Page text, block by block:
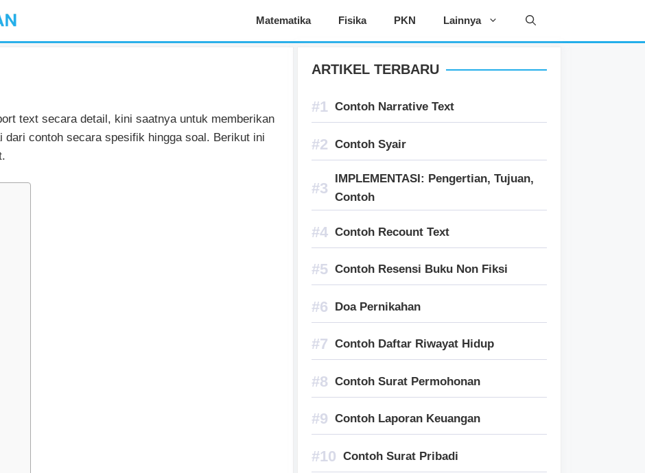
Matematika Fisika PKN Lainnya
text secara detail, kini saatnya untuk memberikan
dari contoh secara spesifik hingga soal. Berikut ini
ARTIKEL TERBARU
Contoh Narrative Text
Contoh Syair
IMPLEMENTASI: Pengertian, Tujuan,
Contoh
Contoh Recount Text
Contoh Resensi Buku Non Fiksi
Doa Pernikahan
Contoh Daftar Riwayat Hidup
Contoh Surat Permohonan
Contoh Laporan Keuangan
Contoh Surat Pribadi